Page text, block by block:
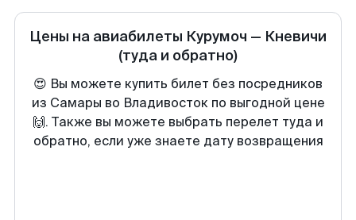
Цены на авиабилеты Курумоч — Кневичи
(туда и обратно)
😍 Вы можете купить билет без посредников
из Самары во Владивосток по выгодной цене
🙌. Также вы можете выбрать перелет туда и
обратно, если уже знаете дату возвращения